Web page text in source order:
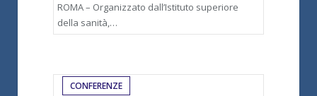
ROMA – Organizzato dall’Istituto superiore
della sanità,…
CONFERENZE